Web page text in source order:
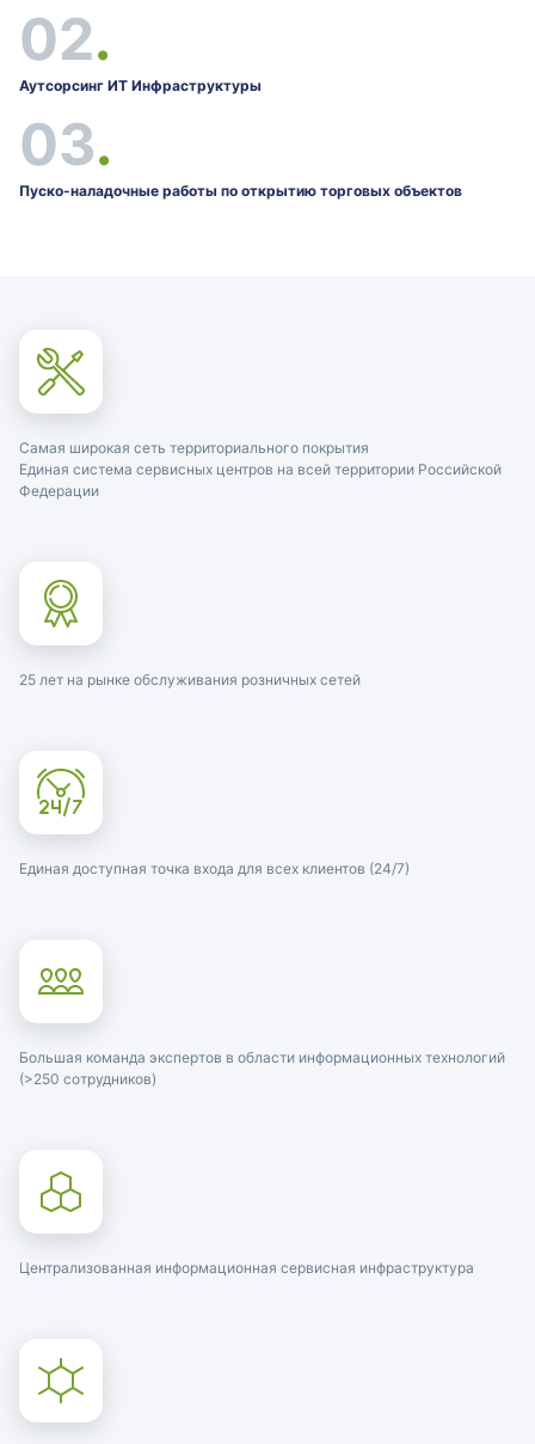
02.
Аутсорсинг ИТ Инфраструктуры
03.
Пуско-наладочные работы по открытию торговых объектов
Самая широкая сеть территориального покрытия
Единая система сервисных центров на всей территории Российской
Федерации
25 лет на рынке обслуживания розничных сетей
Единая доступная точка входа для всех клиентов (24/7)
Большая команда экспертов в области информационных технологий
(>250 сотрудников)
Централизованная информационная сервисная инфраструктура